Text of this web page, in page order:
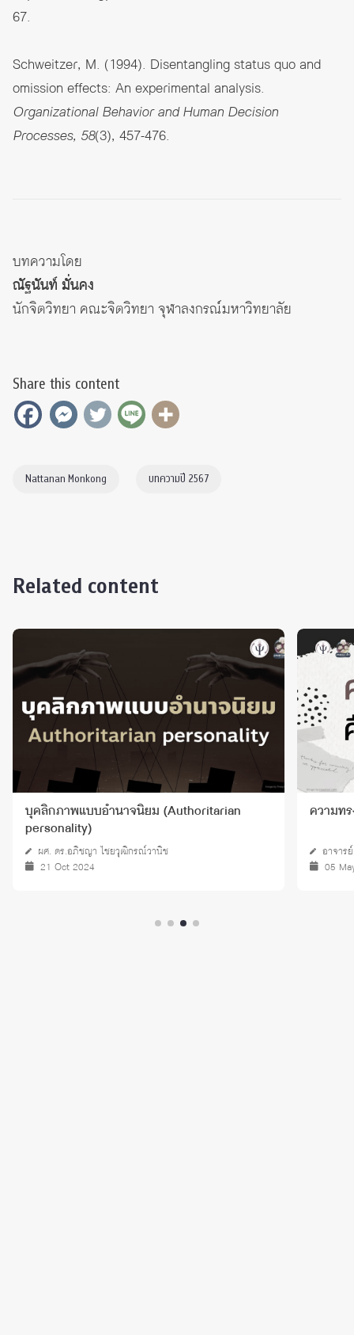
67.
Schweitzer, M. (1994). Disentangling status quo and
omission effects: An experimental analysis.
Organizational Behavior and Human Decision
Processes, 58(3), 457-476.
บทความโดย
ณัฐนันท์ มั่นคง
นักจิตวิทยา คณะจิตวิทยา จุฬาลงกรณ์มหาวิทยาลัย
Share this content
Nattanan Monkong บทความปี 2567
Related content
บุคลิกภาพแบบอำนาจนิยม (Authoritarian
personality)
ผศ. ดร.อภิชญา ไชยวุฒิกรณ์วานิช
21 Oct 2024
ความท
อาจาร
05